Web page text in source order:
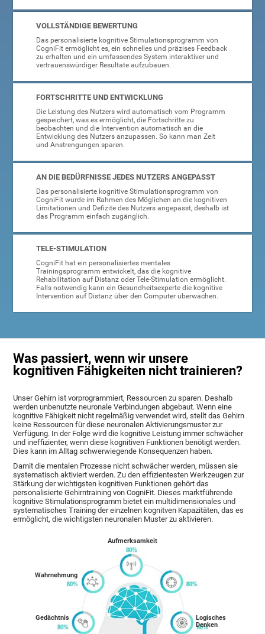
VOLLSTÄNDIGE BEWERTUNG
Das personalisierte kognitive Stimulationsprogramm von
CogniFit ermöglicht es, ein schnelles und präzises Feedback
zu erhalten und ein umfassendes System interaktiver und
vertrauenswürdiger Resultate aufzubauen.
FORTSCHRITTE UND ENTWICKLUNG
Die Leistung des Nutzers wird automatisch vom Programm
gespeichert, was es ermöglicht, die Fortschritte zu
beobachten und die Intervention automatisch an die
Entwicklung des Nutzers anzupassen. So kann man Zeit
und Anstrengungen sparen.
AN DIE BEDÜRFNISSE JEDES NUTZERS ANGEPASST
Das personalisierte kognitive Stimulationsprogramm von
CogniFit wurde im Rahmen des Möglichen an die kognitiven
Limitationen und Defizite des Nutzers angepasst, deshalb ist
das Programm einfach zugänglich.
TELE-STIMULATION
CogniFit hat ein personalisiertes mentales
Trainingsprogramm entwickelt, das die kognitive
Rehabilitation auf Distanz oder Tele-Stimulation ermöglicht.
Falls notwendig kann ein Gesundheitsexperte die kognitive
Intervention auf Distanz über den Computer überwachen.
Was passiert, wenn wir unsere
kognitiven Fähigkeiten nicht trainieren?
Unser Gehirn ist vorprogrammiert, Ressourcen zu sparen. Deshalb
werden unbenutzte neuronale Verbindungen abgebaut. Wenn eine
kognitive Fähigkeit nicht regelmäßig verwendet wird, stellt das Gehirn
keine Ressourcen für diese neuronalen Aktivierungsmuster zur
Verfügung. In der Folge wird die kognitive Leistung immer schwächer
und ineffizienter, wenn diese kognitiven Funktionen benötigt werden.
Dies kann im Alltag schwerwiegende Konsequenzen haben.
Damit die mentalen Prozesse nicht schwächer werden, müssen sie
systematisch aktiviert werden. Zu den effizientesten Werkzeugen zur
Stärkung der wichtigsten kognitiven Funktionen gehört das
personalisierte Gehirntraining von CogniFit. Dieses marktführende
kognitive Stimulationsprogramm bietet ein multidimensionales und
systematisches Training der einzelnen kognitven Kapazitäten, das es
ermöglicht, die wichtigsten neuronalen Muster zu aktivieren.
Gedächtnis
Wahrnehmung
Aufmerksamkeit
Logisches
Denken